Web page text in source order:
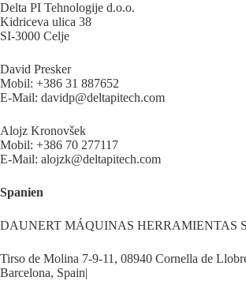
Delta PI Tehnologije d.o.o.
Kidriceva ulica 38
SI-3000 Celje
David Presker
Mobil: +386 31 887652
E-Mail: davidp@deltapitech.com
Alojz Kronovšek
Mobil: +386 70 277117
E-Mail: alojzk@deltapitech.com
Spanien
DAUNERT MÁQUINAS HERRAMIENTAS
Tirso de Molina 7-9-11, 08940 Cornella de
Barcelona, Spain|